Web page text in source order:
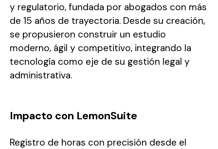
y regulatorio, fundada por abogados con más
de 15 años de trayectoria. Desde su creación,
se propusieron construir un estudio
moderno, ágil y competitivo, integrando la
tecnología como eje de su gestión legal y
administrativa.
Impacto con LemonSuite
Registro de horas con precisión desde el